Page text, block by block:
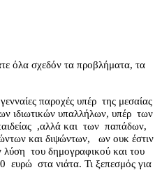
όλα σχεδόν τα προβλήματα, τα
παροχές υπέρ της μεσαίας
ιδιωτικών υπαλλήλων, υπέρ των
,αλλά και των παπάδων,
και διψώντων,
ων ουκ έστιν
λύση του δημογραφικού και του
ευρώ στα νιάτα. Τι ξεπεσμός για